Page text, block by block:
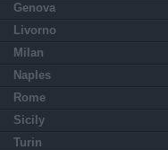
Genova
Livorno
Milan
Naples
Rome
Sicily
Turin